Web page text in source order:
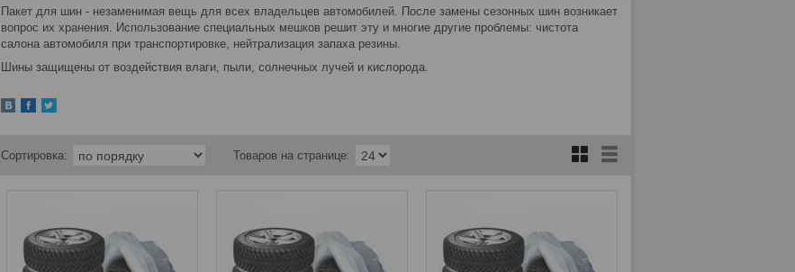
Пакет для шин - незаменимая вещь для всех владельцев автомобилей. После замены сезонных шин возникает
вопрос их хранения. Использование специальных мешков решит эту и многие другие проблемы: чистота
салона автомобиля при транспортировке, нейтрализация запаха резины.
Шины защищены от воздействия влаги, пыли, солнечных лучей и кислорода.